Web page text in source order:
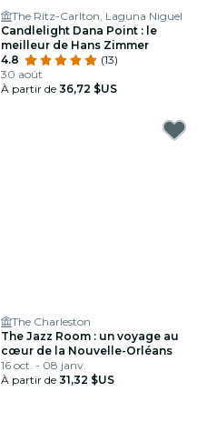
The Ritz-Carlton, Laguna Niguel
Candlelight Dana Point : le
meilleur de Hans Zimmer
4.8
(13)
30 août
À partir de 36,72 $US
The Charleston
The Jazz Room : un voyage au
cœur de la Nouvelle-Orléans
16 oct. - 08 janv.
À partir de 31,32 $US